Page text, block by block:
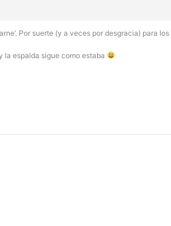
Por suerte (y a veces por desgracia) para
la espalda sigue como estaba